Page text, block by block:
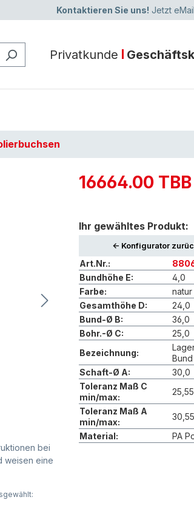
Kontaktieren Sie uns! Jetzt
Privatkunde
bei
weisen eine
16664.00
Ihr gewähltes Produkt:
<- Konfigurator
Art.Nr.:
Bundhöhe E:
4,0
Farbe:
natur
Gesamthöhe D:
24,0
Bund-Ø B:
36,0
Bohr.-Ø C:
25,0
Bezeichnung:
Bund
Schaft-Ø A:
30,0
Toleranz Maß C
min/max:
Toleranz Maß A
min/max:
Material:
PA